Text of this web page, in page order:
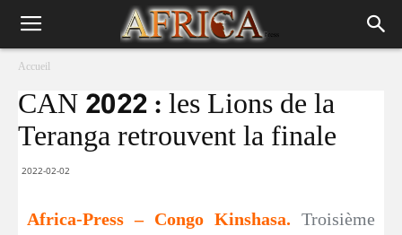
Accueil
CAN 2022 : les Lions de la
Teranga retrouvent la finale
2022-02-02
Africa-Press – Congo Kinshasa. Troisième